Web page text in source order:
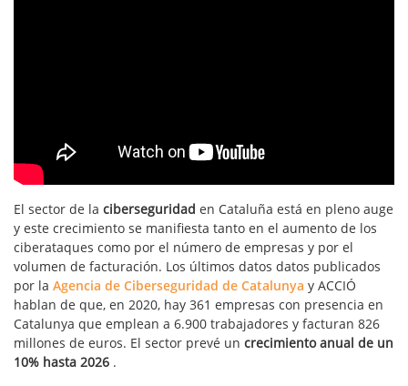
El sector de la ciberseguridad en Cataluña está en pleno auge
y este crecimiento se manifiesta tanto en el aumento de los
ciberataques como por el número de empresas y por el
volumen de facturación. Los últimos datos datos publicados
por la Agencia de Ciberseguridad de Catalunya y ACCIÓ
hablan de que, en 2020, hay 361 empresas con presencia en
Catalunya que emplean a 6.900 trabajadores y facturan 826
millones de euros. El sector prevé un crecimiento anual de un
10% hasta 2026 .